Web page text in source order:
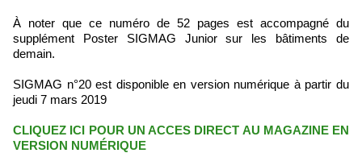
À noter que ce numéro de 52 pages est accompagné du
supplément Poster SIGMAG Junior sur les bâtiments de
demain.
SIGMAG n°20 est disponible en version numérique à partir du
jeudi 7 mars 2019
CLIQUEZ ICI POUR UN ACCES DIRECT AU MAGAZINE EN
VERSION NUMÉRIQUE